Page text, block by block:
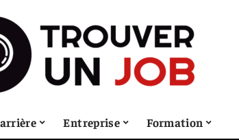
Entreprise Formation